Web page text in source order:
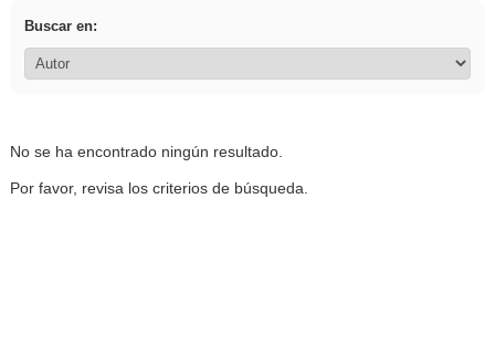
Buscar en:
No se ha encontrado ningún resultado.
Por favor, revisa los criterios de búsqueda.